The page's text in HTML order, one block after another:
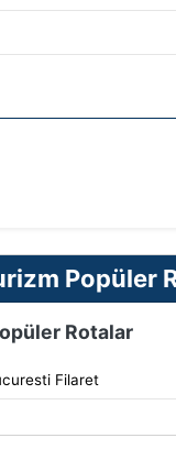
Popüler
Rotalar
Filaret